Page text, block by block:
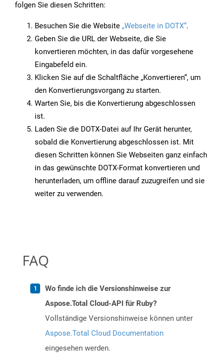
folgen Sie diesen Schritten:
Besuchen Sie die Website „Webseite in DOTX“.
Geben Sie die URL der Webseite, die Sie
konvertieren möchten, in das dafür vorgesehene
Eingabefeld ein.
Klicken Sie auf die Schaltfläche „Konvertieren“, um
den Konvertierungsvorgang zu starten.
Warten Sie, bis die Konvertierung abgeschlossen
ist.
Laden Sie die DOTX-Datei auf Ihr Gerät herunter,
sobald die Konvertierung abgeschlossen ist. Mit
diesen Schritten können Sie Webseiten ganz einfach
in das gewünschte DOTX-Format konvertieren und
herunterladen, um offline darauf zuzugreifen und sie
weiter zu verwenden.
FAQ
Wo finde ich die Versionshinweise zur
Aspose.Total Cloud-API für Ruby?
Vollständige Versionshinweise können unter
Aspose.Total Cloud Documentation
eingesehen werden.